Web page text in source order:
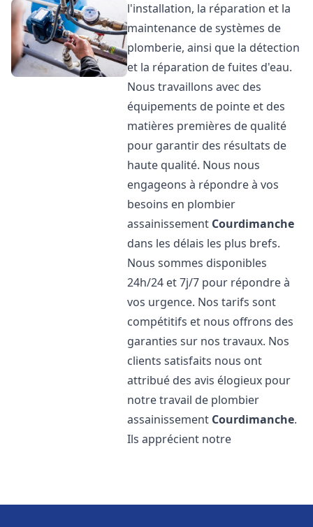
l'installation, la réparation et la
maintenance de systèmes de
plomberie, ainsi que la détection
et la réparation de fuites d'eau.
Nous travaillons avec des
équipements de pointe et des
matières premières de qualité
pour garantir des résultats de
haute qualité. Nous nous
engageons à répondre à vos
besoins en plombier
assainissement Courdimanche
dans les délais les plus brefs.
Nous sommes disponibles
24h/24 et 7j/7 pour répondre à
vos urgence. Nos tarifs sont
compétitifs et nous offrons des
garanties sur nos travaux. Nos
clients satisfaits nous ont
attribué des avis élogieux pour
notre travail de plombier
assainissement Courdimanche.
Ils apprécient notre